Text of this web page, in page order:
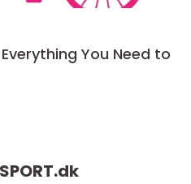
You Need to
dk